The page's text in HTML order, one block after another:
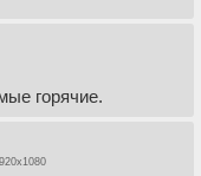
горячие.